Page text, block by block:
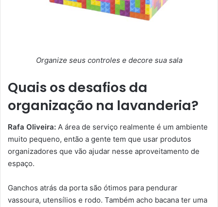
Organize seus controles e decore sua sala
Quais os desafios da
organização na lavanderia?
Rafa Oliveira: A área de serviço realmente é um ambiente
muito pequeno, então a gente tem que usar produtos
organizadores que vão ajudar nesse aproveitamento de
espaço.
Ganchos atrás da porta são ótimos para pendurar
vassoura, utensílios e rodo. Também acho bacana ter uma